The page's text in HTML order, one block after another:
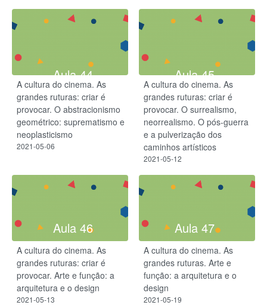
Aula 44
A cultura do cinema. As
grandes ruturas: criar é
provocar. O abstracionismo
geométrico: suprematismo e
neoplasticismo
2021-05-06
Aula 45
A cultura do cinema. As
grandes ruturas: criar é
provocar. O surrealismo,
neorrealismo. O pós-guerra
e a pulverização dos
caminhos artísticos
2021-05-12
Aula 46
A cultura do cinema. As
grandes ruturas: criar é
provocar. Arte e função: a
arquitetura e o design
2021-05-13
Aula 47
A cultura do cinema. As
grandes ruturas. Arte e
função: a arquitetura e o
design
2021-05-19